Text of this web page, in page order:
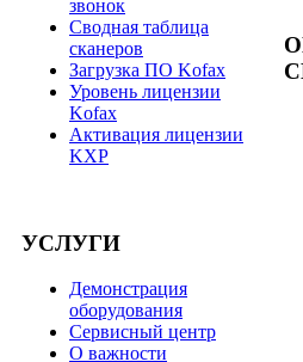
звонок
Сводная таблица
сканеров
Загрузка ПО Kofax
Уровень лицензии
Kofax
Активация лицензии
KXP
УСЛУГИ
Демонстрация
оборудования
Сервисный центр
О важности